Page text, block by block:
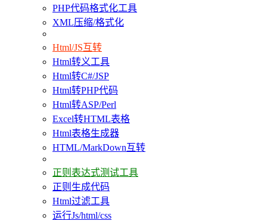
PHP代码格式化工具
XML压缩/格式化
Html/JS互转
Html转义工具
Html转C#/JSP
Html转PHP代码
Html转ASP/Perl
Excel转HTML表格
Html表格生成器
HTML/MarkDown互转
正则表达式测试工具
正则生成代码
Html过滤工具
运行Js/html/css